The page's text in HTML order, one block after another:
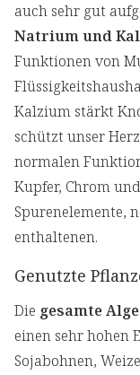
auch sehr gut
Natrium und
Funktionen von
Kalzium stärkt
schützt unser
normalen
Kupfer, Chrom
Spurenelemente,
enthaltenen.
Genutzte
Die gesamte Alge
einen sehr hohen
Sojabohnen,